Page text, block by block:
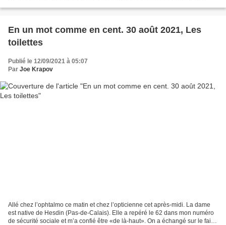
En un mot comme en cent. 30 août 2021, Les
toilettes
Publié le 12/09/2021 à 05:07
Par Joe Krapov
Allé chez l’ophtalmo ce matin et chez l’opticienne cet après-midi. La dame
est native de Hesdin (Pas-de-Calais). Elle a repéré le 62 dans mon numéro
de sécurité sociale et m’a confié être «de là-haut». On a échangé sur le fait